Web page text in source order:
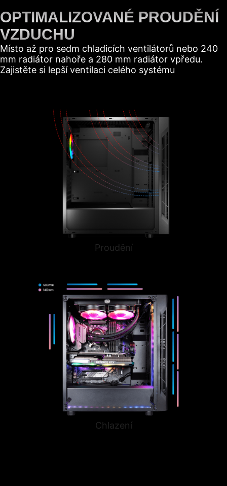
OPTIMALIZOVANÉ PROUDĚNÍ
VZDUCHU
Místo až pro sedm chladicích ventilátorů nebo 240
mm radiátor nahoře a 280 mm radiátor vpředu.
Zajistěte si lepší ventilaci celého systému
Proudění
Chlazení